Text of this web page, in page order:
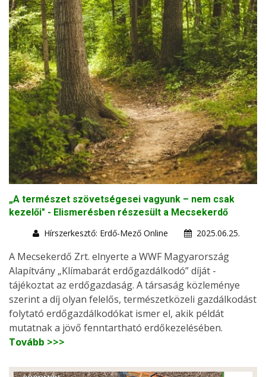
„A természet szövetségesei vagyunk – nem csak
kezelői" - Elismerésben részesült a Mecsekerdő
Hírszerkesztő: Erdő-Mező Online
2025.06.25.
A Mecsekerdő Zrt. elnyerte a WWF Magyarország
Alapítvány „Klímabarát erdőgazdálkodó” díját -
tájékoztat az erdőgazdaság. A társaság közleménye
szerint a díj olyan felelős, természetközeli gazdálkodást
folytató erdőgazdálkodókat ismer el, akik példát
mutatnak a jövő fenntartható erdőkezelésében.
Tovább >>>